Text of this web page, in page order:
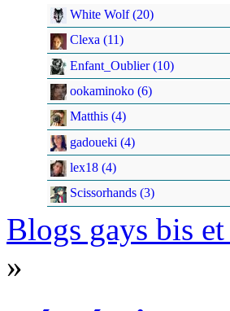
White Wolf (20)
Clexa (11)
Enfant_Oublier (10)
ookaminoko (6)
Matthis (4)
gadoueki (4)
lex18 (4)
Scissorhands (3)
Blogs gays bis
»